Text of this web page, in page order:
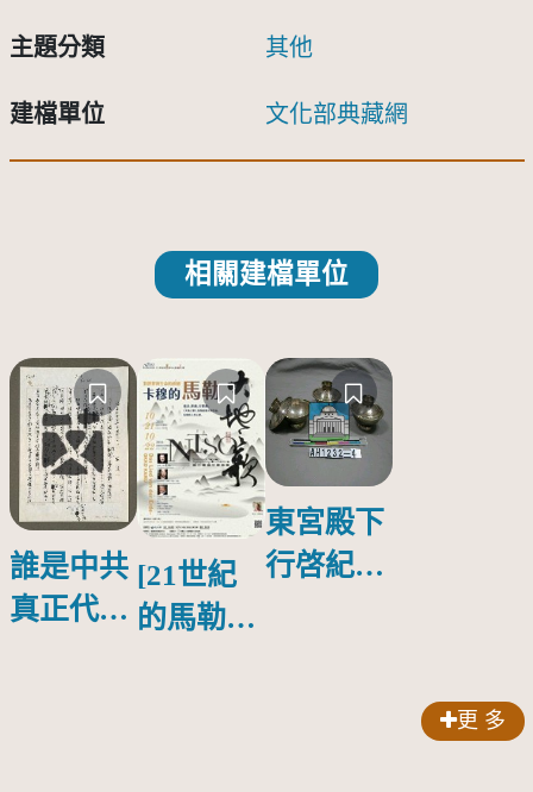
主題分類 其他
建檔單位 文化部典藏網
相關建檔單位
誰是中共
真正代言
[21世紀
的馬勒、
東宮殿下
行啓紀念
更 多